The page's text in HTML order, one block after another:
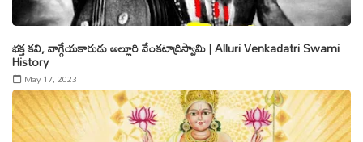
భక్త కవి, వాగ్గేయకారుడు అల్లూరి వే౦కటాద్రిస్వామి | Alluri Venkadatri Swami
History
May 17, 2023